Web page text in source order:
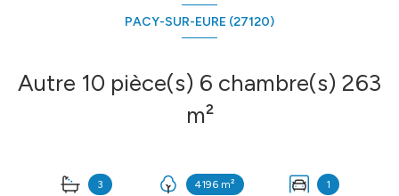
PACY-SUR-EURE (27120)
Autre 10 pièce(s) 6 chambre(s) 263
m²
3 4196 m² 1